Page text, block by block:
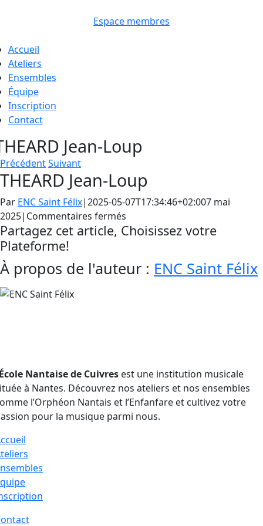
Espace membres
Accueil
Ateliers
Ensembles
Équipe
Inscription
Contact
Jean-Loup
PrécédentSuivant
THEARD Jean-Loup
Par ENC Saint Félix|2025-05-07T17:34:46+02:007 mai
2025| Commentaires fermés
THEARD
Partagez cet article, Choisissez votre
Plateforme!
Facebook
X
Reddit
LinkedIn
WhatsApp
Telegram
Tumblr
Pinterest
Vk
Xing
Email
À propos de l'auteur : ENC Saint Félix
Nantaise de Cuivres est une institution musicale
à Nantes. Découvrez nos ateliers et nos ensembles
l’Orphéon Nantais et l’Enfanfare et cultivez votre
pour la musique parmi nous.